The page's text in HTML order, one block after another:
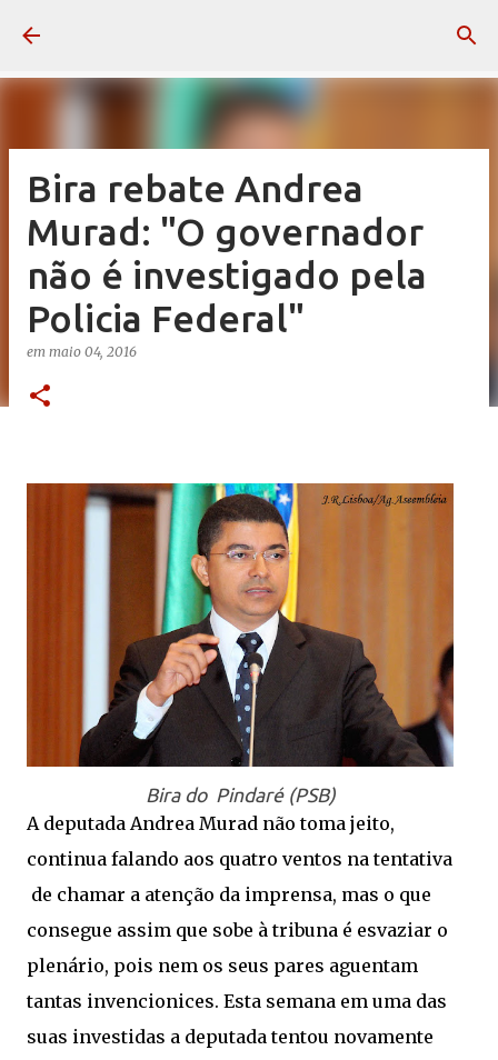
Bira rebate Andrea
Murad: "O governador
não é investigado pela
Policia Federal"
em maio 04, 2016
Bira do Pindaré (PSB)
A deputada Andrea Murad não toma jeito,
continua falando aos quatro ventos na tentativa
de chamar a atenção da imprensa, mas o que
consegue assim que sobe à tribuna é esvaziar o
plenário, pois nem os seus pares aguentam
tantas invencionices. Esta semana em uma das
suas investidas a deputada tentou novamente